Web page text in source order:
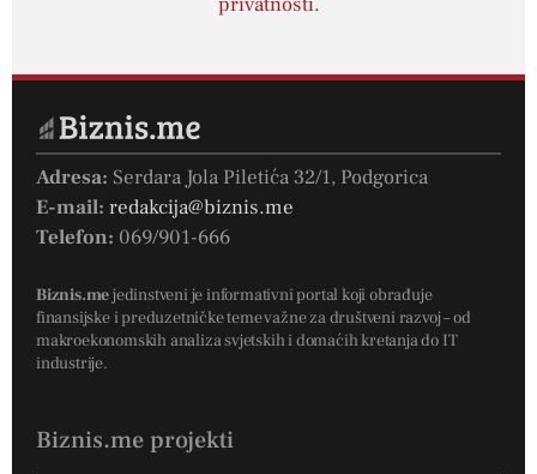
Adresa: Serdara Jola Piletića 32/1, Podgorica
E-mail: redakcija@biznis.me
Telefon: 069/901-666
Biznis.mejedinstveni je informativni portal koji obrađuje
finansijske i preduzetničke teme važne za društveni razvoj – od
makroekonomskih analiza svjetskih i domaćih kretanja do IT
industrije.
Biznis.me projekti